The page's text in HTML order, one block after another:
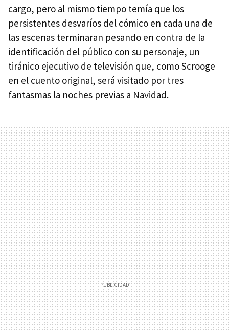
cargo, pero al mismo tiempo temía que los
persistentes desvaríos del cómico en cada una de
las escenas terminaran pesando en contra de la
identificación del público con su personaje, un
tiránico ejecutivo de televisión que, como Scrooge
en el cuento original, será visitado por tres
fantasmas la noches previas a Navidad.